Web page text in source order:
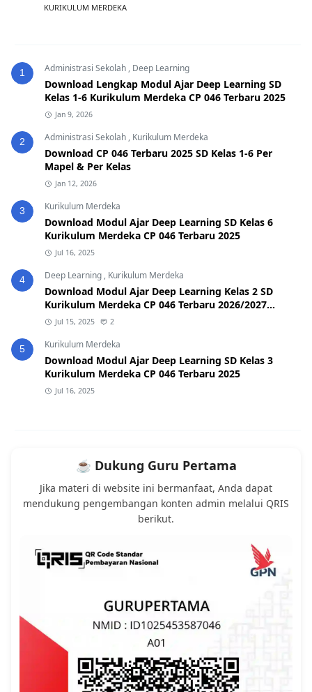
KURIKULUM MERDEKA
1 Administrasi Sekolah , Deep Learning
Download Lengkap Modul Ajar Deep Learning SD
Kelas 1-6 Kurikulum Merdeka CP 046 Terbaru 2025
Jan 9, 2026
2 Administrasi Sekolah , Kurikulum Merdeka
Download CP 046 Terbaru 2025 SD Kelas 1-6 Per
Mapel & Per Kelas
Jan 12, 2026
3 Kurikulum Merdeka
Download Modul Ajar Deep Learning SD Kelas 6
Kurikulum Merdeka CP 046 Terbaru 2025
Jul 16, 2025
4 Deep Learning , Kurikulum Merdeka
Download Modul Ajar Deep Learning Kelas 2 SD
Kurikulum Merdeka CP 046 Terbaru 2026/2027
(Format Word & PDF)
Jul 15, 2025 2
5 Kurikulum Merdeka
Download Modul Ajar Deep Learning SD Kelas 3
Kurikulum Merdeka CP 046 Terbaru 2025
Jul 16, 2025
☕ Dukung Guru Pertama
Jika materi di website ini bermanfaat, Anda dapat
mendukung pengembangan konten admin melalui QRIS
berikut.